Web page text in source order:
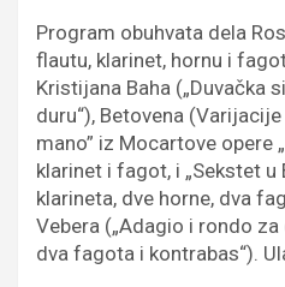
Program obuhvata dela
flautu, klarinet, hornu i
Kristijana Baha („Duvačka
duru“), Betovena
mano” iz Mocartove opere
klarinet i fagot, i „Sekstet u
klarineta, dve horne, dva
Vebera („Adagio i rondo
dva fagota i kontrabas“).